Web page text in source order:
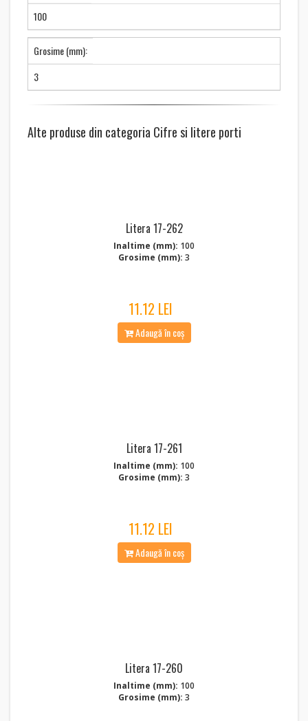
100
Grosime (mm):
3
Alte produse din categoria Cifre si litere porti
Litera 17-262
Inaltime (mm): 100
Grosime (mm): 3
11.12 LEI
Adaugă în coș
Litera 17-261
Inaltime (mm): 100
Grosime (mm): 3
11.12 LEI
Adaugă în coș
Litera 17-260
Inaltime (mm): 100
Grosime (mm): 3